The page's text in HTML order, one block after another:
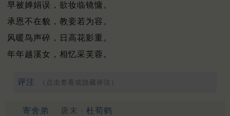
早被婵娟误，欲妆临镜慵。
承恩不在貌，教妾若为容。
风暖鸟声碎，日高花影重。
年年越溪女，相忆采芙蓉。
评注 （点击查看或隐藏评注）
寄舍弟 唐末 · 杜荀鹤